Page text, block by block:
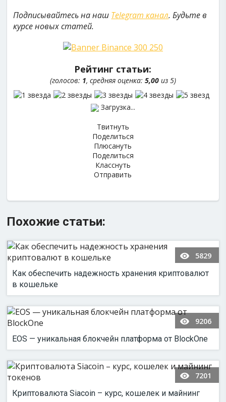
Подписывайтесь на наш Telegram канал. Будьте в
курсе новых статей.
Рейтинг статьи:
(голосов: 1, средняя оценка: 5,00из 5)
Загрузка...
Твитнуть
Поделиться
Плюсануть
Поделиться
Класснуть
Отправить
Похожие статьи:
5829
Как обеспечить надежность хранения криптовалют
в кошельке
9206
EOS — уникальная блокчейн платформа от BlockOne
7201
Криптовалюта Siacoin – курс, кошелек и майнинг